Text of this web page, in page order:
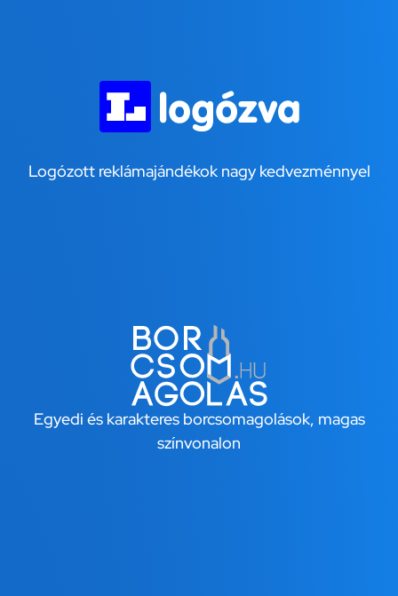
Logózott reklámajándékok nagy kedvezménnyel
Egyedi és karakteres borcsomagolások, magas
színvonalon